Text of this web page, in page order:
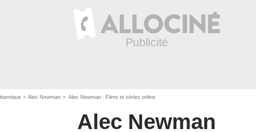
Alec Newman Alec Newman : Films et séries online
Alec Newman